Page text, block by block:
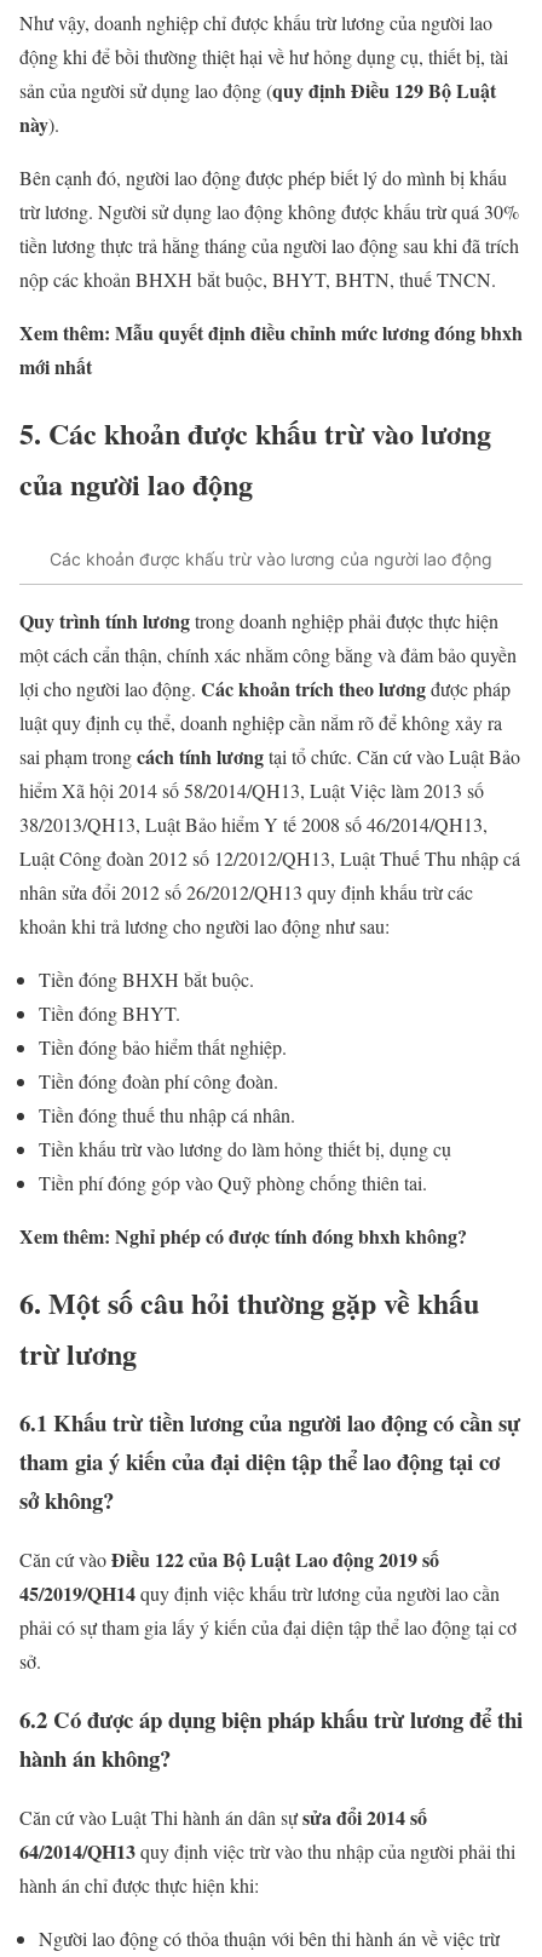
Như vậy, doanh nghiệp chỉ được khấu trừ lương của người lao
động khi để bồi thường thiệt hại về hư hỏng dụng cụ, thiết bị, tài
sản của người sử dụng lao động (quy định Điều 129 Bộ Luật
này).
Bên cạnh đó, người lao động được phép biết lý do mình bị khấu
trừ lương. Người sử dụng lao động không được khấu trừ quá 30%
tiền lương thực trả hằng tháng của người lao động sau khi đã trích
nộp các khoản BHXH bắt buộc, BHYT, BHTN, thuế TNCN.
Xem thêm: Mẫu quyết định điều chỉnh mức lương đóng bhxh
mới nhất
5. Các khoản được khấu trừ vào lương
của người lao động
Các khoản được khấu trừ vào lương của người lao động
Quy trình tính lươngtrong doanh nghiệp phải được thực hiện
một cách cẩn thận, chính xác nhằm công bằng và đảm bảo quyền
lợi cho người lao động. Các khoản trích theo lươngđược pháp
luật quy định cụ thể, doanh nghiệp cần nắm rõ để không xảy ra
sai phạm trongcách tính lươngtại tổ chức. Căn cứ vào Luật Bảo
hiểm Xã hội 2014 số 58/2014/QH13, Luật Việc làm 2013 số
38/2013/QH13, Luật Bảo hiểm Y tế 2008 số 46/2014/QH13,
Luật Công đoàn 2012 số 12/2012/QH13, Luật Thuế Thu nhập cá
nhân sửa đổi 2012 số 26/2012/QH13 quy định khấu trừ các
khoản khi trả lương cho người lao động như sau:
Tiền đóng BHXH bắt buộc.
Tiền đóng BHYT.
Tiền đóng bảo hiểm thất nghiệp.
Tiền đóng đoàn phí công đoàn.
Tiền đóng thuế thu nhập cá nhân.
Tiền khấu trừ vào lương do làm hỏng thiết bị, dụng cụ
Tiền phí đóng góp vào Quỹ phòng chống thiên tai.
Xem thêm: Nghỉ phép có được tính đóng bhxh không?
6. Một số câu hỏi thường gặp về khấu
trừ lương
6.1 Khấu trừ tiền lương của người lao động có cần sự
tham gia ý kiến của đại diện tập thể lao động tại cơ
sở không?
Căn cứ vàoĐiều 122 của Bộ Luật Lao động 2019 số
45/2019/QH14quy định việc khấu trừ lương của người lao cần
phải có sự tham gia lấy ý kiến của đại diện tập thể lao động tại cơ
sở.
6.2 Có được áp dụng biện pháp khấu trừ lương để thi
hành án không?
Căn cứ vào Luật Thi hành án dân sựsửa đổi 2014 số
64/2014/QH13quy định việc trừ vào thu nhập của người phải thi
hành án chỉ được thực hiện khi:
Người lao động có thỏa thuận với bên thi hành án về việc trừ